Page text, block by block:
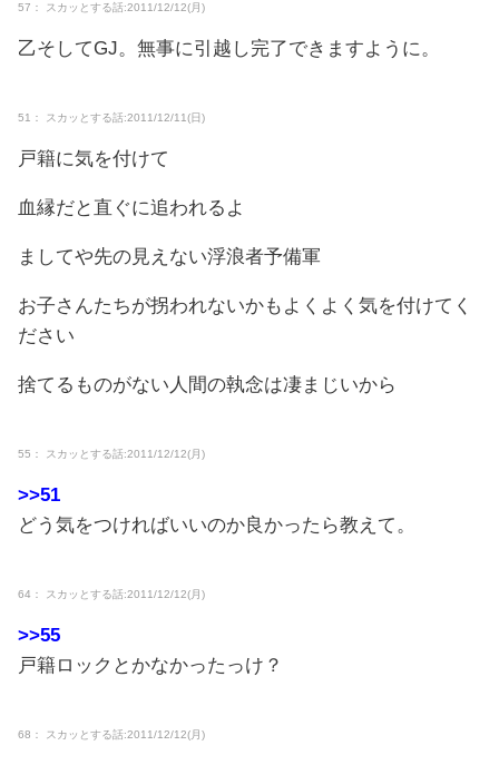
57： スカッとする話:2011/12/12(月)
乙そしてGJ。無事に引越し完了できますように。
51： スカッとする話:2011/12/11(日)
戸籍に気を付けて
血縁だと直ぐに追われるよ
ましてや先の見えない浮浪者予備軍
お子さんたちが拐われないかもよくよく気を付けてく
ださい
捨てるものがない人間の執念は凄まじいから
55： スカッとする話:2011/12/12(月)
>>51
どう気をつければいいのか良かったら教えて。
64： スカッとする話:2011/12/12(月)
>>55
戸籍ロックとかなかったっけ？
68： スカッとする話:2011/12/12(月)